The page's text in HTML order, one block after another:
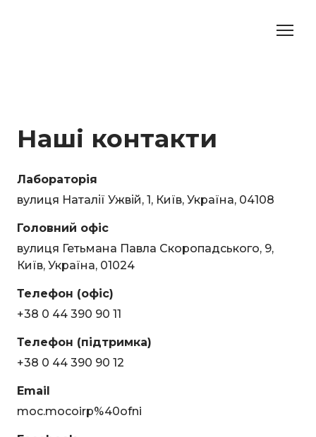
Наші контакти
Лабораторія
вулиця Наталії Ужвій, 1, Київ, Україна, 04108
Головний офіс
вулиця Гетьмана Павла Скоропадського, 9,
Київ, Україна, 01024
Телефон (офіс)
+38 0 44 390 90 11
Телефон (підтримка)
+38 0 44 390 90 12
Email
moc.mocoirp%40ofni